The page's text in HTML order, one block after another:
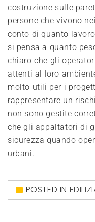
costruzione sulle
persone che vivono
conto di quanto
si pensa a quanto
chiaro che gli
attenti al loro
molto utili per i
rappresentare un
non sono gestite
che gli appaltatori di
sicurezza quando
urbani.
POSTED IN